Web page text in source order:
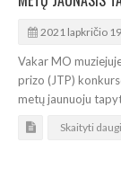
2021 lapkričio 19
Vakar MO
prizo (JTP)
metų jaunuoju
Skaityti